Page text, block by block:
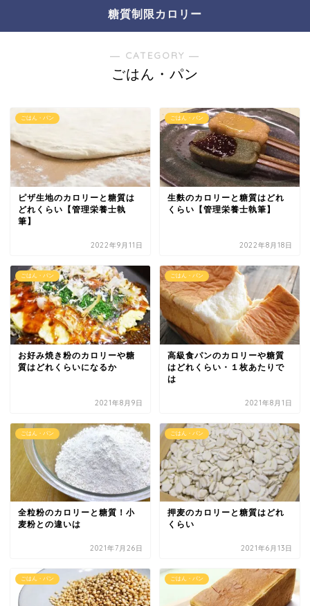
糖質制限カロリー
― CATEGORY ―
ごはん・パン
ごはん・パン
ピザ生地のカロリーと糖質は
どれくらい【管理栄養士執
筆】
2022年9月11日
ごはん・パン
生麩のカロリーと糖質はどれ
くらい【管理栄養士執筆】
2022年8月18日
ごはん・パン
お好み焼き粉のカロリーや糖
質はどれくらいになるか
2021年8月9日
ごはん・パン
高級食パンのカロリーや糖質
はどれくらい・１枚あたりで
は
2021年8月1日
ごはん・パン
全粒粉のカロリーと糖質！小
麦粉との違いは
2021年7月26日
ごはん・パン
押麦のカロリーと糖質はどれ
くらい
2021年6月13日
ごはん・パン ごはん・パン